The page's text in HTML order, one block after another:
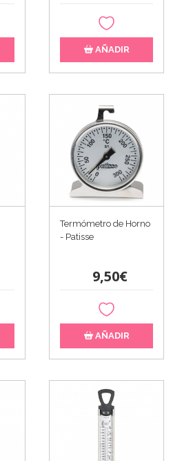
AÑADIR
Termómetro de Horno
- Patisse
9,50€
AÑADIR